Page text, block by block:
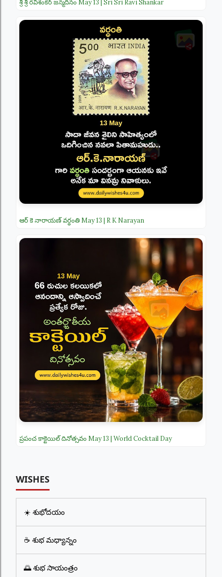
శ్రీ శ్రీ రవిశంకర్ జన్మదినం May 13 | Sri Sri Ravi Shankar
ఆర్ కె నారాయణ్ వర్ధంతి May 13 | R K Narayan
ప్రపంచ కాక్టెయిల్ దినోత్సవం May 13 | World Cocktail Day
WISHES
☀️ శుభోదయం
☕ శుభ మధ్యాన్నం
🌅 శుభ సాయంత్రం